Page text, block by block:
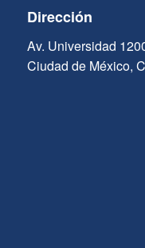
Dirección
Av. Universidad
Ciudad de México,